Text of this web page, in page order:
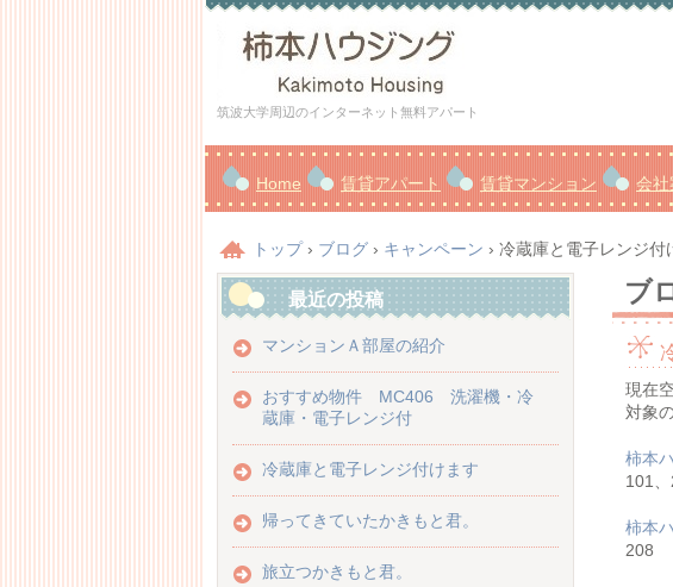
筑波大学周辺のインターネット無料アパート
Home 賃貸アパート 賃貸マンション 会社
トップ › ブログ › キャンペーン › 冷蔵庫と電子レンジ付
ブ
現在
対象
柿本
101
柿本
208
最近の投稿
マンションＡ部屋の紹介
おすすめ物件 MC406 洗濯機・冷
蔵庫・電子レンジ付
冷蔵庫と電子レンジ付けます
帰ってきていたかきもと君。
旅立つかきもと君。